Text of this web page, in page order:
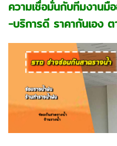
ความเชื่อมั่นกับทีมงานมื
-บริการดี ราคากันเอง